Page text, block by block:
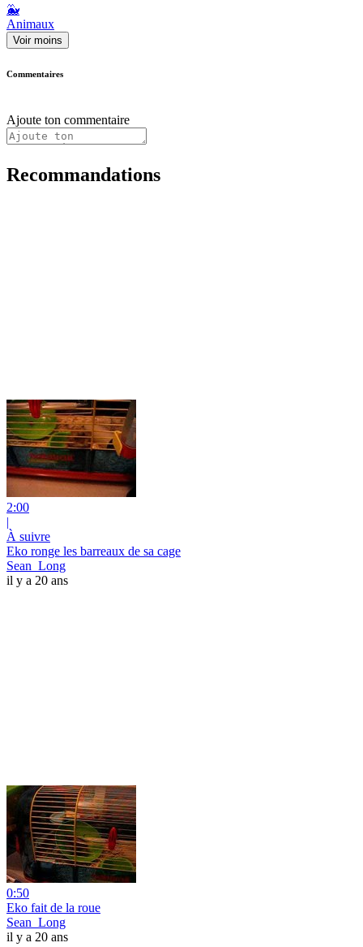
🐳
Animaux
Voir moins
Commentaires
Ajoute ton commentaire
Recommandations
2:00
|
À suivre
Eko ronge les barreaux de sa cage
Sean_Long
il y a 20 ans
0:50
Eko fait de la roue
Sean_Long
il y a 20 ans